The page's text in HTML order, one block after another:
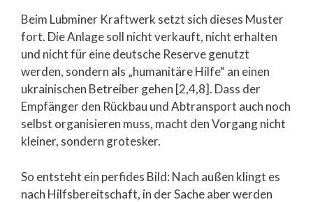
Beim Lubminer Kraftwerk setzt sich dieses Muster
fort. Die Anlage soll nicht verkauft, nicht erhalten
und nicht für eine deutsche Reserve genutzt
werden, sondern als „humanitäre Hilfe“ an einen
ukrainischen Betreiber gehen [2,4,8]. Dass der
Empfänger den Rückbau und Abtransport auch noch
selbst organisieren muss, macht den Vorgang nicht
kleiner, sondern grotesker.
So entsteht ein perfides Bild: Nach außen klingt es
nach Hilfsbereitschaft, in der Sache aber werden